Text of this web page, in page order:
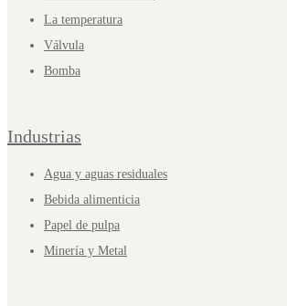
La temperatura
Válvula
Bomba
Industrias
Agua y aguas residuales
Bebida alimenticia
Papel de pulpa
Minería y Metal